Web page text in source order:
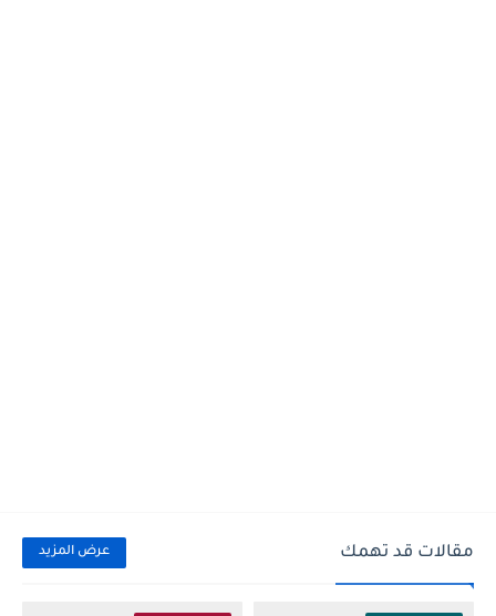
مقالات قد تهمك عرض المزيد